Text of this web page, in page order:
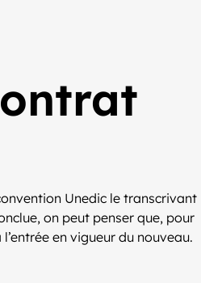
Unedic le transcrivant
on peut penser que, pour
en vigueur du nouveau.